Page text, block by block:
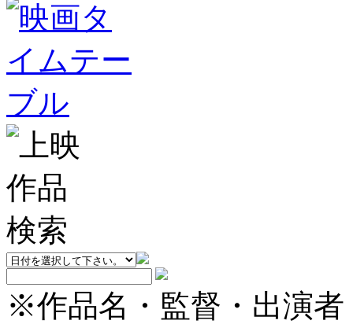
※作品名・監督・出演